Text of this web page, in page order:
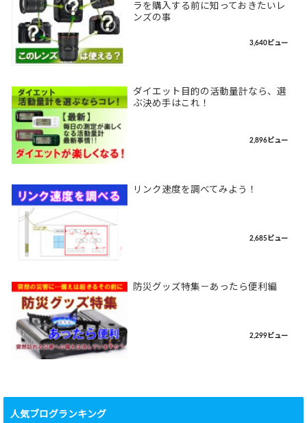
ラを購入する前に知っておきたいレ
ンズの事
3,640ビュー
ダイエット目的の活動量計なら、選
ぶ決め手はこれ！
2,896ビュー
リンク速度を調べてみよう！
2,685ビュー
防災グッズ特集－あったら便利編
2,299ビュー
人気ブログランキング